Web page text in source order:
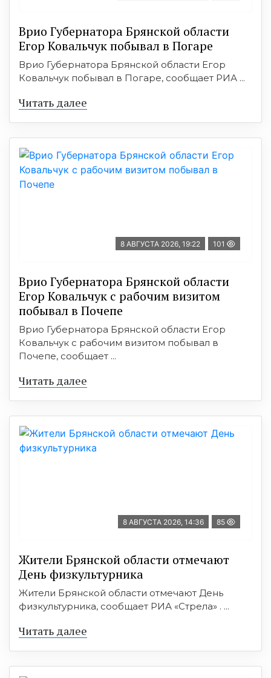
Врио Губернатора Брянской области
Егор Ковальчук побывал в Погаре
Врио Губернатора Брянской области Егор
Ковальчук побывал в Погаре, сообщает РИА ...
Читать далее
8 АВГУСТА 2026, 19:22 101
Врио Губернатора Брянской области
Егор Ковальчук с рабочим визитом
побывал в Почепе
Врио Губернатора Брянской области Егор
Ковальчук с рабочим визитом побывал в
Почепе, сообщает ...
Читать далее
8 АВГУСТА 2026, 14:36 85
Жители Брянской области отмечают
День физкультурника
Жители Брянской области отмечают День
физкультурника, сообщает РИА «Стрела» . ...
Читать далее